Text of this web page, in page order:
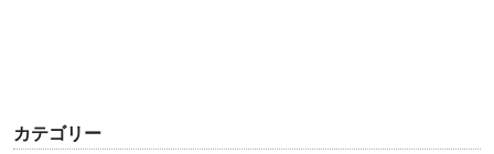
カテゴリー